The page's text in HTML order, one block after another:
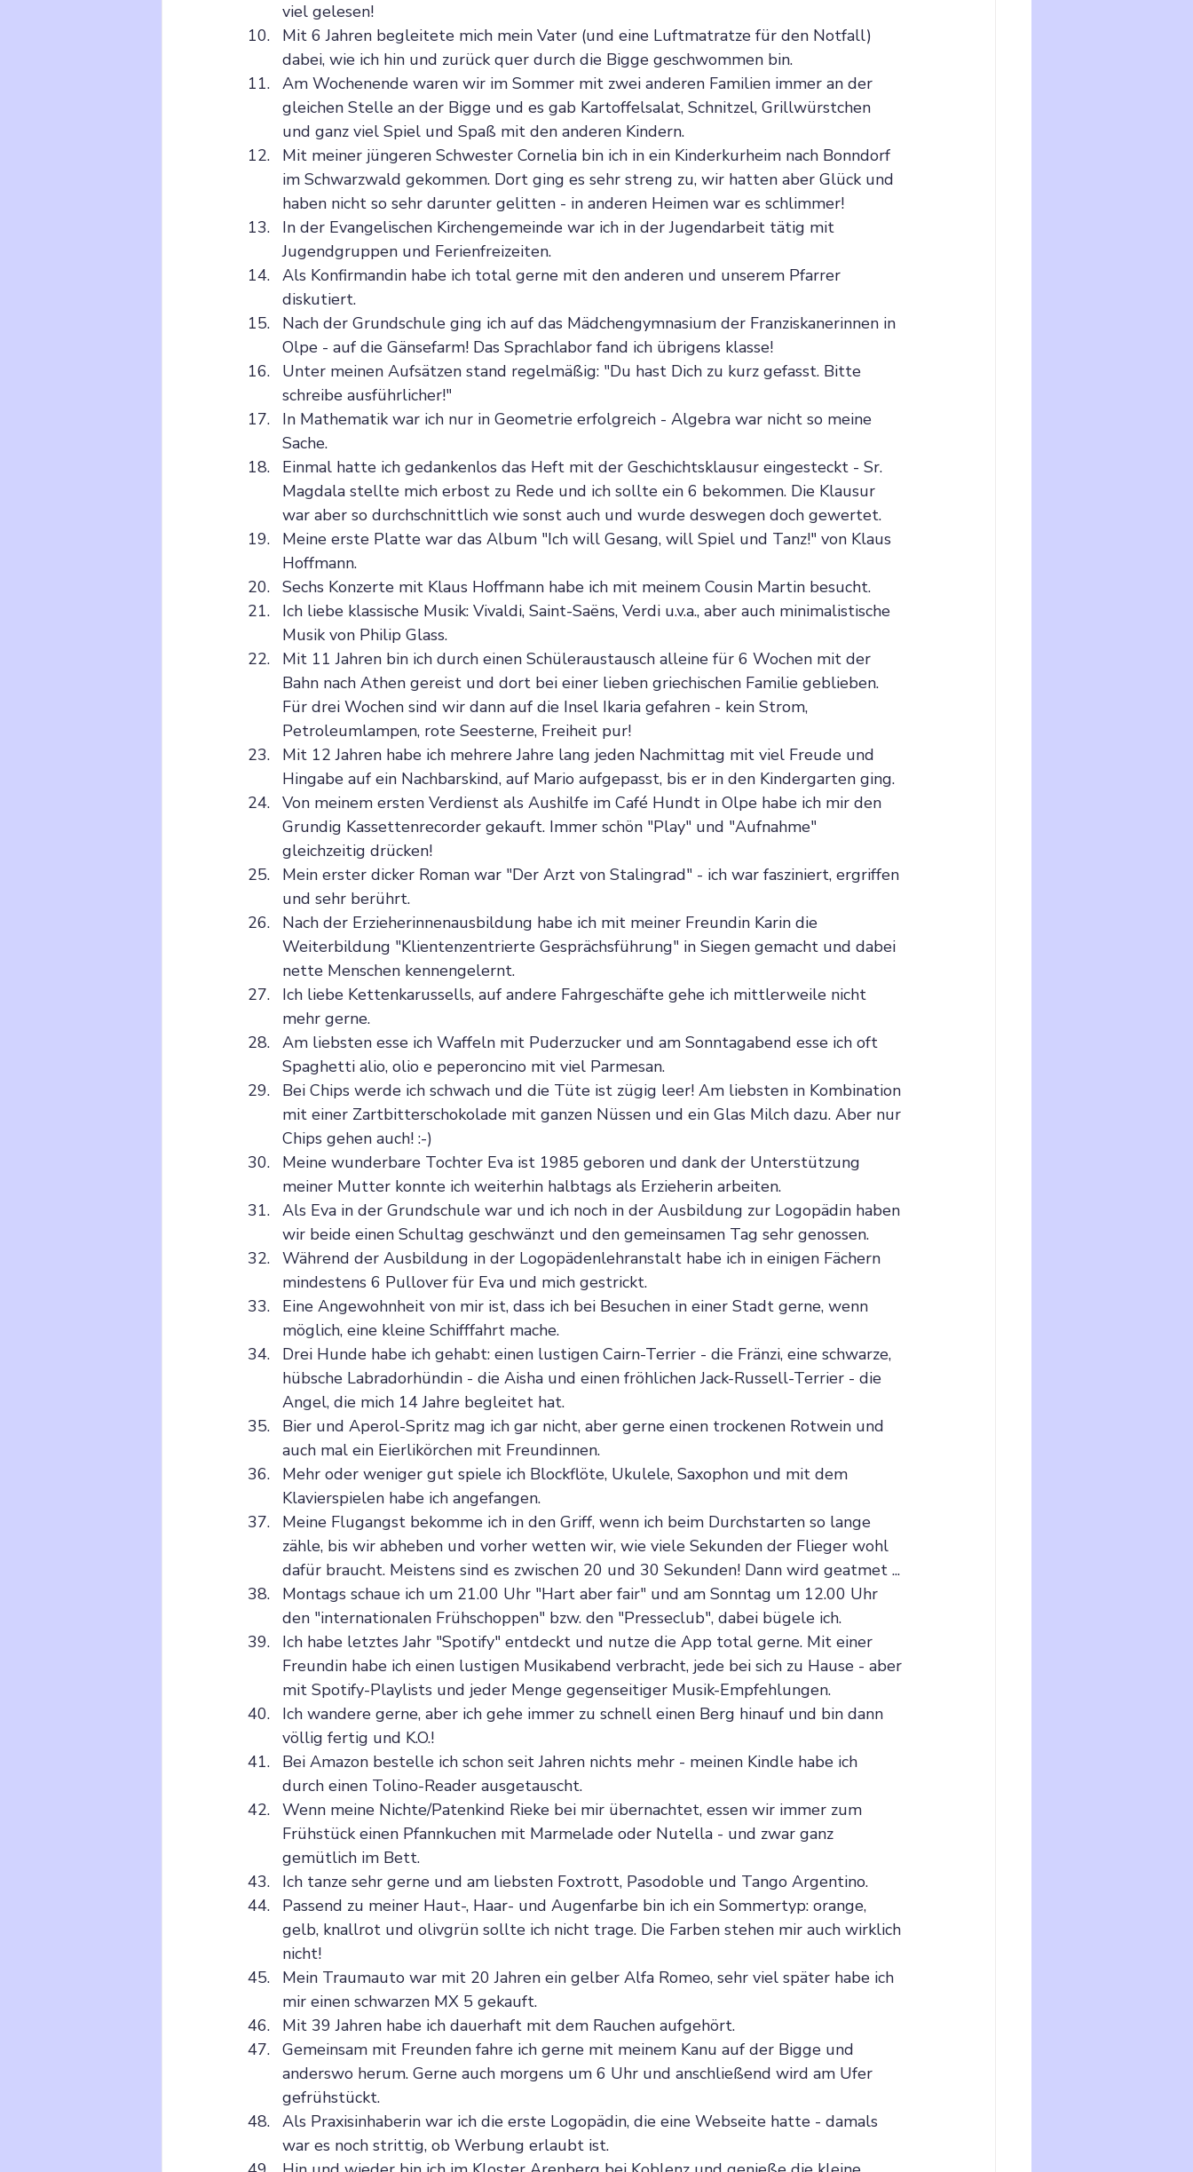
viel gelesen!
Mit 6 Jahren begleitete mich mein Vater (und eine Luftmatratze für den Notfall)
dabei, wie ich hin und zurück quer durch die Bigge geschwommen bin.
Am Wochenende waren wir im Sommer mit zwei anderen Familien immer an der
gleichen Stelle an der Bigge und es gab Kartoffelsalat, Schnitzel, Grillwürstchen
und ganz viel Spiel und Spaß mit den anderen Kindern.
Mit meiner jüngeren Schwester Cornelia bin ich in ein Kinderkurheim nach Bonndorf
im Schwarzwald gekommen. Dort ging es sehr streng zu, wir hatten aber Glück und
haben nicht so sehr darunter gelitten - in anderen Heimen war es schlimmer!
In der Evangelischen Kirchengemeinde war ich in der Jugendarbeit tätig mit
Jugendgruppen und Ferienfreizeiten.
Als Konfirmandin habe ich total gerne mit den anderen und unserem Pfarrer
diskutiert.
Nach der Grundschule ging ich auf das Mädchengymnasium der Franziskanerinnen in
Olpe - auf die Gänsefarm! Das Sprachlabor fand ich übrigens klasse!
Unter meinen Aufsätzen stand regelmäßig: "Du hast Dich zu kurz gefasst. Bitte
schreibe ausführlicher!"
In Mathematik war ich nur in Geometrie erfolgreich - Algebra war nicht so meine
Sache.
Einmal hatte ich gedankenlos das Heft mit der Geschichtsklausur eingesteckt - Sr.
Magdala stellte mich erbost zu Rede und ich sollte ein 6 bekommen. Die Klausur
war aber so durchschnittlich wie sonst auch und wurde deswegen doch gewertet.
Meine erste Platte war das Album "Ich will Gesang, will Spiel und Tanz!" von Klaus
Hoffmann.
Sechs Konzerte mit Klaus Hoffmann habe ich mit meinem Cousin Martin besucht.
Ich liebe klassische Musik: Vivaldi, Saint-Saëns, Verdi u.v.a., aber auch minimalistische
Musik von Philip Glass.
Mit 11 Jahren bin ich durch einen Schüleraustausch alleine für 6 Wochen mit der
Bahn nach Athen gereist und dort bei einer lieben griechischen Familie geblieben.
Für drei Wochen sind wir dann auf die Insel Ikaria gefahren - kein Strom,
Petroleumlampen, rote Seesterne, Freiheit pur!
Mit 12 Jahren habe ich mehrere Jahre lang jeden Nachmittag mit viel Freude und
Hingabe auf ein Nachbarskind, auf Mario aufgepasst, bis er in den Kindergarten ging.
Von meinem ersten Verdienst als Aushilfe im Café Hundt in Olpe habe ich mir den
Grundig Kassettenrecorder gekauft. Immer schön "Play" und "Aufnahme"
gleichzeitig drücken!
Mein erster dicker Roman war "Der Arzt von Stalingrad" - ich war fasziniert, ergriffen
und sehr berührt.
Nach der Erzieherinnenausbildung habe ich mit meiner Freundin Karin die
Weiterbildung "Klientenzentrierte Gesprächsführung" in Siegen gemacht und dabei
nette Menschen kennengelernt.
Ich liebe Kettenkarussells, auf andere Fahrgeschäfte gehe ich mittlerweile nicht
mehr gerne.
Am liebsten esse ich Waffeln mit Puderzucker und am Sonntagabend esse ich oft
Spaghetti alio, olio e peperoncino mit viel Parmesan.
Bei Chips werde ich schwach und die Tüte ist zügig leer! Am liebsten in Kombination
mit einer Zartbitterschokolade mit ganzen Nüssen und ein Glas Milch dazu. Aber nur
Chips gehen auch! :-)
Meine wunderbare Tochter Eva ist 1985 geboren und dank der Unterstützung
meiner Mutter konnte ich weiterhin halbtags als Erzieherin arbeiten.
Als Eva in der Grundschule war und ich noch in der Ausbildung zur Logopädin haben
wir beide einen Schultag geschwänzt und den gemeinsamen Tag sehr genossen.
Während der Ausbildung in der Logopädenlehranstalt habe ich in einigen Fächern
mindestens 6 Pullover für Eva und mich gestrickt.
Eine Angewohnheit von mir ist, dass ich bei Besuchen in einer Stadt gerne, wenn
möglich, eine kleine Schifffahrt mache.
Drei Hunde habe ich gehabt: einen lustigen Cairn-Terrier - die Fränzi, eine schwarze,
hübsche Labradorhündin - die Aisha und einen fröhlichen Jack-Russell-Terrier - die
Angel, die mich 14 Jahre begleitet hat.
Bier und Aperol-Spritz mag ich gar nicht, aber gerne einen trockenen Rotwein und
auch mal ein Eierlikörchen mit Freundinnen.
Mehr oder weniger gut spiele ich Blockflöte, Ukulele, Saxophon und mit dem
Klavierspielen habe ich angefangen.
Meine Flugangst bekomme ich in den Griff, wenn ich beim Durchstarten so lange
zähle, bis wir abheben und vorher wetten wir, wie viele Sekunden der Flieger wohl
dafür braucht. Meistens sind es zwischen 20 und 30 Sekunden! Dann wird geatmet ...
Montags schaue ich um 21.00 Uhr "Hart aber fair" und am Sonntag um 12.00 Uhr
den "internationalen Frühschoppen" bzw. den "Presseclub", dabei bügele ich.
Ich habe letztes Jahr "Spotify" entdeckt und nutze die App total gerne. Mit einer
Freundin habe ich einen lustigen Musikabend verbracht, jede bei sich zu Hause - aber
mit Spotify-Playlists und jeder Menge gegenseitiger Musik-Empfehlungen.
Ich wandere gerne, aber ich gehe immer zu schnell einen Berg hinauf und bin dann
völlig fertig und K.O.!
Bei Amazon bestelle ich schon seit Jahren nichts mehr - meinen Kindle habe ich
durch einen Tolino-Reader ausgetauscht.
Wenn meine Nichte/Patenkind Rieke bei mir übernachtet, essen wir immer zum
Frühstück einen Pfannkuchen mit Marmelade oder Nutella - und zwar ganz
gemütlich im Bett.
Ich tanze sehr gerne und am liebsten Foxtrott, Pasodoble und Tango Argentino.
Passend zu meiner Haut-, Haar- und Augenfarbe bin ich ein Sommertyp: orange,
gelb, knallrot und olivgrün sollte ich nicht trage. Die Farben stehen mir auch wirklich
nicht!
Mein Traumauto war mit 20 Jahren ein gelber Alfa Romeo, sehr viel später habe ich
mir einen schwarzen MX 5 gekauft.
Mit 39 Jahren habe ich dauerhaft mit dem Rauchen aufgehört.
Gemeinsam mit Freunden fahre ich gerne mit meinem Kanu auf der Bigge und
anderswo herum. Gerne auch morgens um 6 Uhr und anschließend wird am Ufer
gefrühstückt.
Als Praxisinhaberin war ich die erste Logopädin, die eine Webseite hatte - damals
war es noch strittig, ob Werbung erlaubt ist.